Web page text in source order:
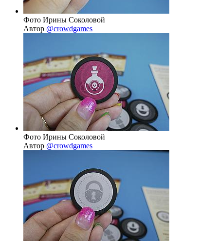
Фото Ирины Соколовой
Автор @crowdgames
Фото Ирины Соколовой
Автор @crowdgames